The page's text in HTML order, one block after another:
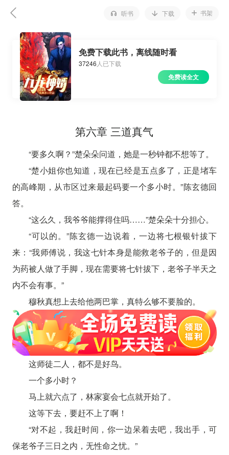
听书 下载 书架
免费下载此书，离线随时看
37246 人已下载
免费读全文
第六章 三道真气
“要多久啊？”楚朵朵问道，她是一秒钟都不想等了。
“楚小姐你也知道，现在已经是五点多了，正是堵车
的高峰期，从市区过来最起码要一个多小时。”陈玄德回
答。
“这么久，我爷爷能撑得住吗……”楚朵朵十分担心。
“可以的。”陈玄德一边说着，一边将七根银针拔下
来：“我师傅说，我这七针本身是能救老爷子的，但是因
为药被人做了手脚，现在需要将七针拔下，老爷子半天之
内不会有事。”
穆秋真想上去给他两巴掌，真特么够不要脸的。
这师徒二人，都不是好鸟。
一个多小时？
马上就六点了，林家宴会七点就开始了。
这等下去，要赶不上了啊！
“对不起，我赶时间，你一边呆着去吧，我出手，可
保老爷子三日之内，无性命之忧。”